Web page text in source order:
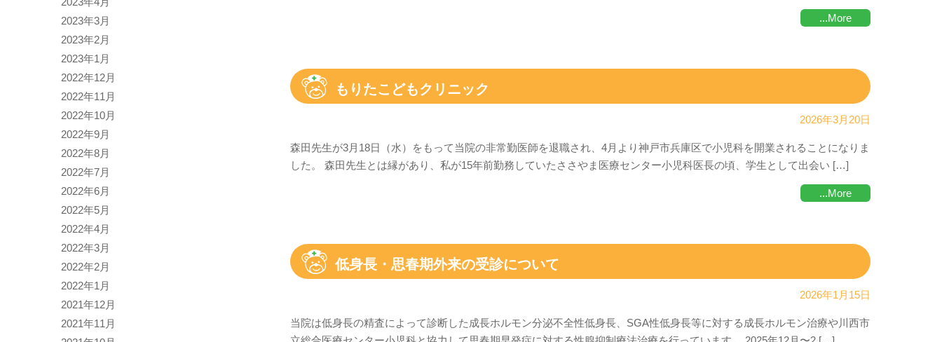
...More
もりたこどもクリニック
2026年3月20日
森田先生が3月18日（水）をもって当院の非常勤医師を退職され、4月より神戸市兵庫区で小児科を開業されることになりま
した。 森田先生とは縁があり、私が15年前勤務していたささやま医療センター小児科医長の頃、学生として出会い […]
...More
低身長・思春期外来の受診について
2026年1月15日
当院は低身長の精査によって診断した成長ホルモン分泌不全性低身長、SGA性低身長等に対する成長ホルモン治療や川西市
2023年3月
2023年2月
2023年1月
2022年12月
2022年11月
2022年10月
2022年9月
2022年8月
2022年7月
2022年6月
2022年5月
2022年4月
2022年3月
2022年2月
2022年1月
2021年12月
2021年11月